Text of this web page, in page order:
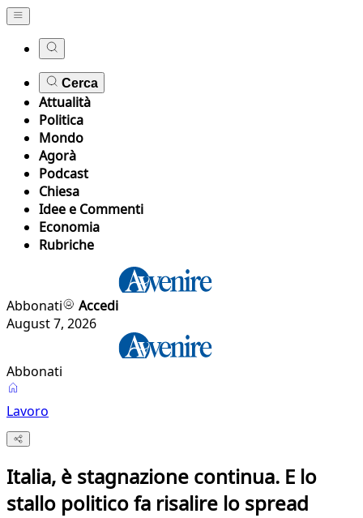
Cerca
Attualità
Politica
Mondo
Agorà
Podcast
Chiesa
Idee e Commenti
Economia
Rubriche
Abbonati
Accedi
August 7, 2026
Abbonati
Lavoro
Italia, è stagnazione continua. E lo
stallo politico fa risalire lo spread